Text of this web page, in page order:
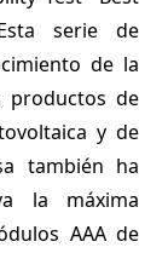
serie de
de la
productos de
y de
también ha
la máxima
AAA de